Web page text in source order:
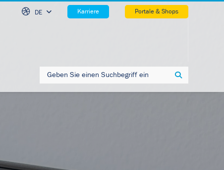
DE Karriere Portale & Shops
Search